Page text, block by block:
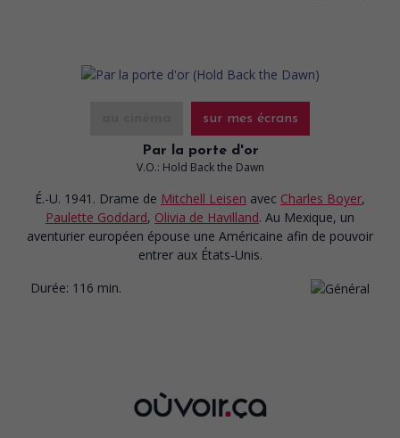
sur mes écrans
Par la porte d'or
V.O.: Hold Back the Dawn
É.-U. 1941. Drame de Mitchell Leisen avec Charles Boyer,
Paulette Goddard, Olivia de Havilland. Au Mexique, un
aventurier européen épouse une Américaine afin de pouvoir
entrer aux États-Unis.
Durée: 116 min.